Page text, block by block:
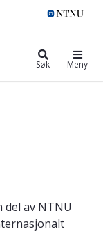
Søk Meny
av NTNU